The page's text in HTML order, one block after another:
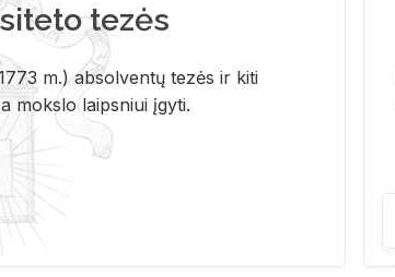
tezės
m.) absolventų tezės ir kiti
mokslo laipsniui įgyti.